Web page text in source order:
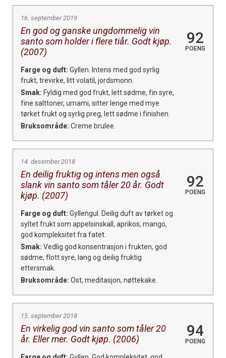
16. september 2019
En god og ganske ungdommelig vin
santo som holder i flere tiår. Godt kjøp.
(2007)
92
POENG
Farge og duft: Gyllen. Intens med god syrlig
frukt, trevirke, litt volatil, jordsmonn.
Smak: Fyldig med god frukt, lett sødme, fin syre,
fine salttoner, umami, sitter lenge med mye
tørket frukt og syrlig preg, lett sødme i finishen.
Bruksområde: Creme brulee.
14. desember 2018
En deilig fruktig og intens men også
slank vin santo som tåler 20 år. Godt
kjøp. (2007)
92
POENG
Farge og duft: Gyllengul. Deilig duft av tørket og
syltet frukt som appelsinskall, aprikos, mango,
god kompleksitet fra fatet.
Smak: Vedlig god konsentrasjon i frukten, god
sødme, flott syre, lang og deilig fruktig
ettersmak.
Bruksområde: Ost, meditasjon, nøttekake.
15. september 2018
En virkelig god vin santo som tåler 20
år. Eller mer. Godt kjøp. (2006)
94
POENG